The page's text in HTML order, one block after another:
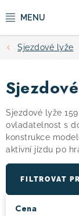
na
CYKLISTIKA
ZIMNÍ SPORTY
KOLOBĚŽKY
OBLEČENÍ A
DOPLŇKY
Sjezdové lyže
Sjezdové lyže
ovladatelnost s
konstrukce
aktivní jízdu po
FILTROVAT
Cena